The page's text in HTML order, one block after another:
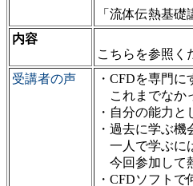
「流体伝熱基
内容
こちらを参照く
受講者の声
・CFDを専門
これまでなか
・自分の能力
・過去に学ぶ
一人で学ぶに
今回参加して
・CFDソフト